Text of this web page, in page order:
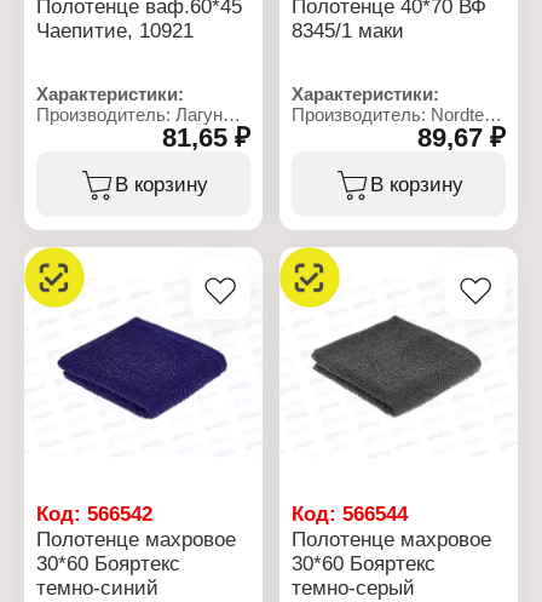
Полотенце ваф.60*45
Чаепитие, 10921
Характеристики:
Производитель: Лагуна
Тип товара: Полотенце
Модель: "Чаепитие"
Вид: вафельное
Состав: 100% хлопок
Плотность: 165 г/кв.м
81,65 ₽
В корзину
Полотенце 40*70 ВФ
8345/1 маки
Характеристики:
Производитель: Nordtex
Бренд: Солнечный дом
Тип товара: Полотенце
Модель: "Маки"
Размер: 40х70 см
Материал: хлопок
Состав: 100% хлопок
Плотность: 180 г/кв.м
89,67 ₽
В корзину
Код: 566542
Полотенце махровое
30*60 Бояртекс
темно-синий
Код:566544
Полотенце махровое
30*60 Бояртекс
темно-серый